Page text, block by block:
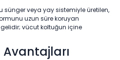
sünger veya yay sistemiyle üretilen,
uzun süre koruyan
vücut koltuğun içine
Avantajları